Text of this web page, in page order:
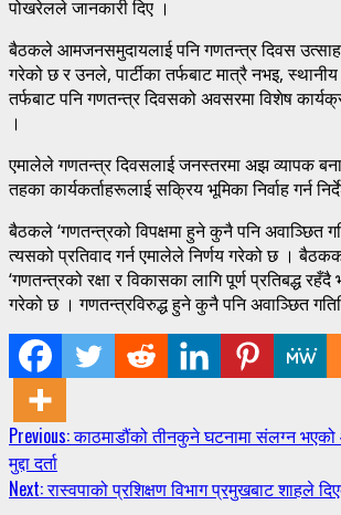
पोखरेलले जानकारी दिए ।
बैठकले आमजनसमुदायलाई पनि गणतन्त्र दिवस
गरेको छ र उनले, पार्टीका तर्फबाट मात्रै नभइ,
तर्फबाट पनि गणतन्त्र दिवसको अवसरमा विशेष
।
एमालेले गणतन्त्र दिवसलाई जनस्तरमा अझ व्यापक
तहका कार्यकर्ताहरूलाई सक्रिय भूमिका निर्वाह गर्न
बैठकले ‘गणतन्त्रको विपक्षमा हुने कुनै पनि अवाञ्छित
त्यसको प्रतिवाद गर्न एमालेले निर्णय गरेको छ ।
‘गणतन्त्रको रक्षा र विकासका लागि पूर्ण प्रतिबद्ध
गरेको छ । गणतन्त्रविरुद्ध हुने कुनै पनि अवाञ्छित
Continue
Reading
Previous:काठमाडौंको तीनकुने घटनामा संलग्न भएको
मुद्दा दर्ता
Next:रास्वपाको प्रशिक्षण विभाग प्रमुखबाट शाहले